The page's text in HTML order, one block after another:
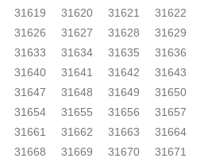
31619 31620 31621
31622
31626 31627 31628
31629
31633 31634 31635
31636
31640 31641 31642
31643
31647 31648 31649
31650
31654 31655 31656
31657
31661 31662 31663
31664
31668 31669 31670
31671